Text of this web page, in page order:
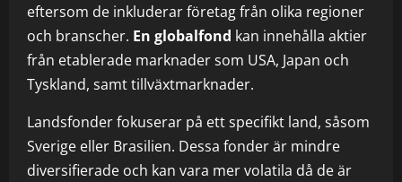
eftersom de inkluderar företag från olika regioner
och branscher. En globalfond kan innehålla aktier
från etablerade marknader som USA, Japan och
Tyskland, samt tillväxtmarknader.
Landsfonder fokuserar på ett specifikt land, såsom
Sverige eller Brasilien. Dessa fonder är mindre
diversifierade och kan vara mer volatila då de är